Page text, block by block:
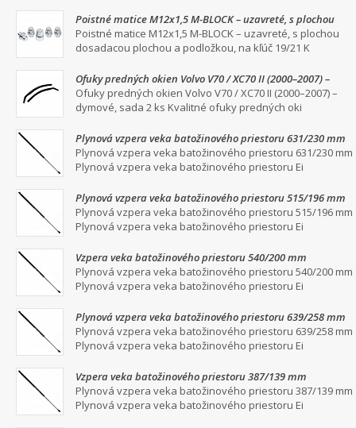
Poistné matice M12x1,5 M-BLOCK – uzavreté, s plochou
dosadacou plochou a podložkou, na kľúč 19/21
Poistné matice M12x1,5 M-BLOCK – uzavreté, s plochou
dosadacou plochou a podložkou, na kľúč 19/21 K
Ofuky predných okien Volvo V70 / XC70 II (2000–2007) –
dymové, sada 2 ks
Ofuky predných okien Volvo V70 / XC70 II (2000–2007) –
dymové, sada 2 ks Kvalitné ofuky predných oki
Plynová vzpera veka batožinového priestoru 631/230 mm
Plynová vzpera veka batožinového priestoru 631/230 mm
Plynová vzpera veka batožinového priestoru Ei
Plynová vzpera veka batožinového priestoru 515/196 mm
Plynová vzpera veka batožinového priestoru 515/196 mm
Plynová vzpera veka batožinového priestoru Ei
Vzpera veka batožinového priestoru 540/200 mm
Plynová vzpera veka batožinového priestoru 540/200 mm
Plynová vzpera veka batožinového priestoru Ei
Plynová vzpera veka batožinového priestoru 639/258 mm
Plynová vzpera veka batožinového priestoru 639/258 mm
Plynová vzpera veka batožinového priestoru Ei
Vzpera veka batožinového priestoru 387/139 mm
Plynová vzpera veka batožinového priestoru 387/139 mm
Plynová vzpera veka batožinového priestoru Ei